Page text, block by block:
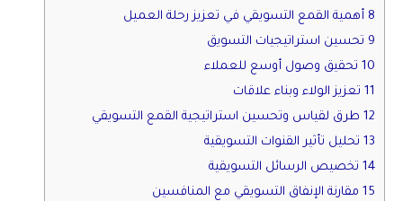
8 أهمية القمع التسويقي في تعزيز رحلة العميل
9 تحسين استراتيجيات التسويق
10 تحقيق وصول أوسع للعملاء
11 تعزيز الولاء وبناء علاقات
12 طرق لقياس وتحسين استراتيجية القمع التسويقي
13 تحليل تأثير القنوات التسويقية
14 تخصيص الرسائل التسويقية
15 مقارنة الإنفاق التسويقي مع المنافسين